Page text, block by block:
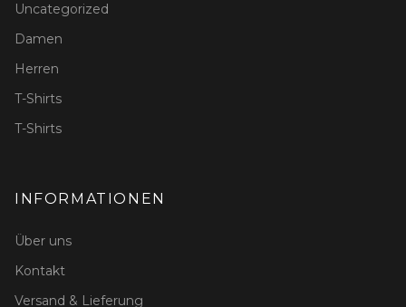
Uncategorized
Damen
Herren
T-Shirts
T-Shirts
INFORMATIONEN
Über uns
Kontakt
Versand & Lieferung